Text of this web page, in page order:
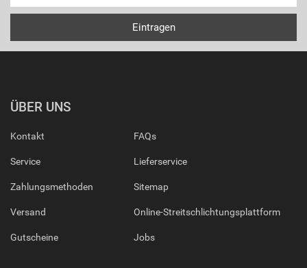
ÜBER UNS
Kontakt
Service
Zahlungsmethoden
Versand
Gutscheine
FAQs
Lieferservice
Sitemap
Online-Streitschlichtungsplattform
Jobs